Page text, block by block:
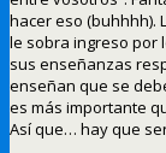
hacer eso (buhhhh).
le sobra ingreso por
sus enseñanzas
enseñan que se
es más importante
Así que… hay que